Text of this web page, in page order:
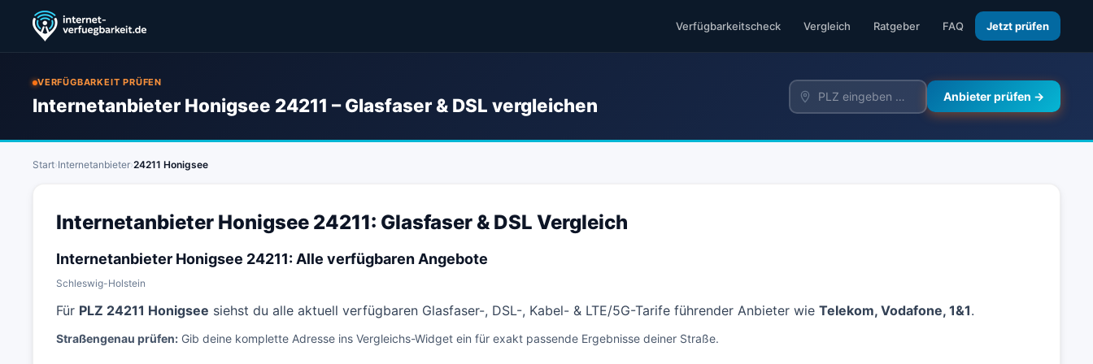
Verfügbarkeitscheck Vergleich Ratgeber FAQ Jetzt prüfen
VERFÜGBARKEIT PRÜFEN
Internetanbieter Honigsee 24211 – Glasfaser & DSL vergleichen Anbieter prüfen →
Start›Internetanbieter›24211 Honigsee
Internetanbieter Honigsee 24211: Glasfaser & DSL Vergleich
Internetanbieter Honigsee 24211: Alle verfügbaren Angebote
Schleswig-Holstein
Für PLZ 24211 Honigsee siehst du alle aktuell verfügbaren Glasfaser-, DSL-, Kabel- & LTE/5G-Tarife führender Anbieter wie Telekom, Vodafone, 1&1.
Straßengenau prüfen: Gib deine komplette Adresse ins Vergleichs-Widget ein für exakt passende Ergebnisse deiner Straße.